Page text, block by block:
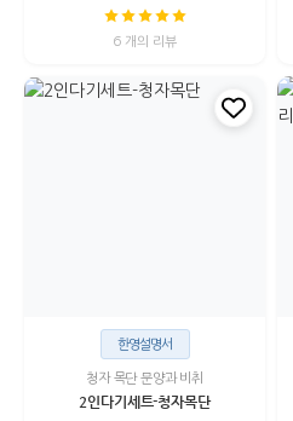
6 개의 리뷰
한영설명서
청자 목단 문양과 비취
2인다기세트-청자목단